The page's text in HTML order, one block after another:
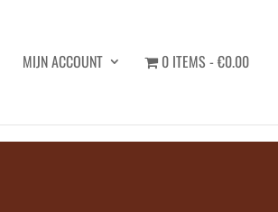
MIJN ACCOUNT 0 ITEMS €0.00